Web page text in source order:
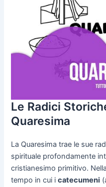
Le Radici
Quaresima
La Quaresima trae le sue
spirituale profondamente
cristianesimo primitivo.
tempo in cui icatecumeni